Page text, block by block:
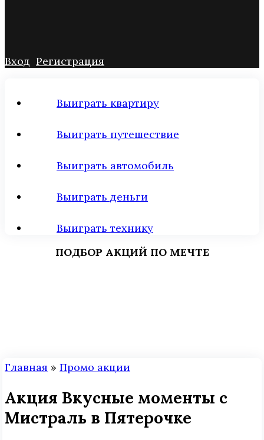
Вход Регистрация
Выиграть квартиру
Выиграть путешествие
Выиграть автомобиль
Выиграть деньги
Выиграть технику
ПОДБОР АКЦИЙ ПО МЕЧТЕ
Главная » Промо акции
Акция Вкусные моменты с
Мистраль в Пятерочке